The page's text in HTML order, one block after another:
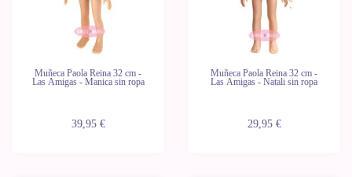
Muñeca Paola Reina 32 cm -
Las Amigas - Manica sin ropa
39,95 €
Muñeca Paola Reina 32 cm -
Las Amigas - Natali sin ropa
29,95 €